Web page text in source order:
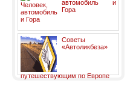
автомобиль и
Гора
Советы
«Автоликбеза»
путешествующим по Европе